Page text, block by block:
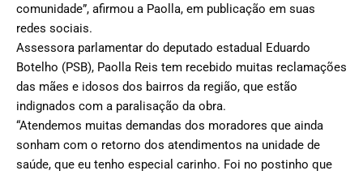
comunidade”, afirmou a Paolla, em publicação em suas
redes sociais.
Assessora parlamentar do deputado estadual Eduardo
Botelho (PSB), Paolla Reis tem recebido muitas reclamações
das mães e idosos dos bairros da região, que estão
indignados com a paralisação da obra.
“Atendemos muitas demandas dos moradores que ainda
sonham com o retorno dos atendimentos na unidade de
saúde, que eu tenho especial carinho. Foi no postinho que